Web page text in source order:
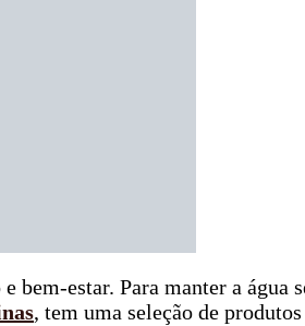
estar. Para manter a
, tem uma seleção de